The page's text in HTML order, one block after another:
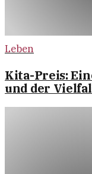
Leben
Kita-Preis:
und der